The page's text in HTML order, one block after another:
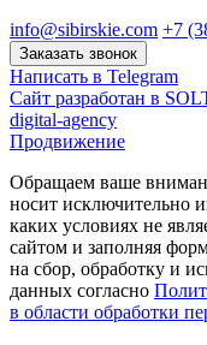
info@sibirskie.com +7
Заказать звонок
Написать в Telegram
Сайт разработан в
digital-agency
Продвижение
Обращаем ваше
носит исключительно
каких условиях не
сайтом и заполняя
на сбор, обработку и
данных согласно
в области обработки